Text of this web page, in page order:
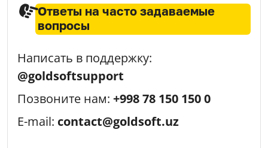
Ответы на часто задаваемые
вопросы
Написать в поддержку:
@goldsoftsupport
Позвоните нам: +998 78 150 150 0
E-mail: contact@goldsoft.uz